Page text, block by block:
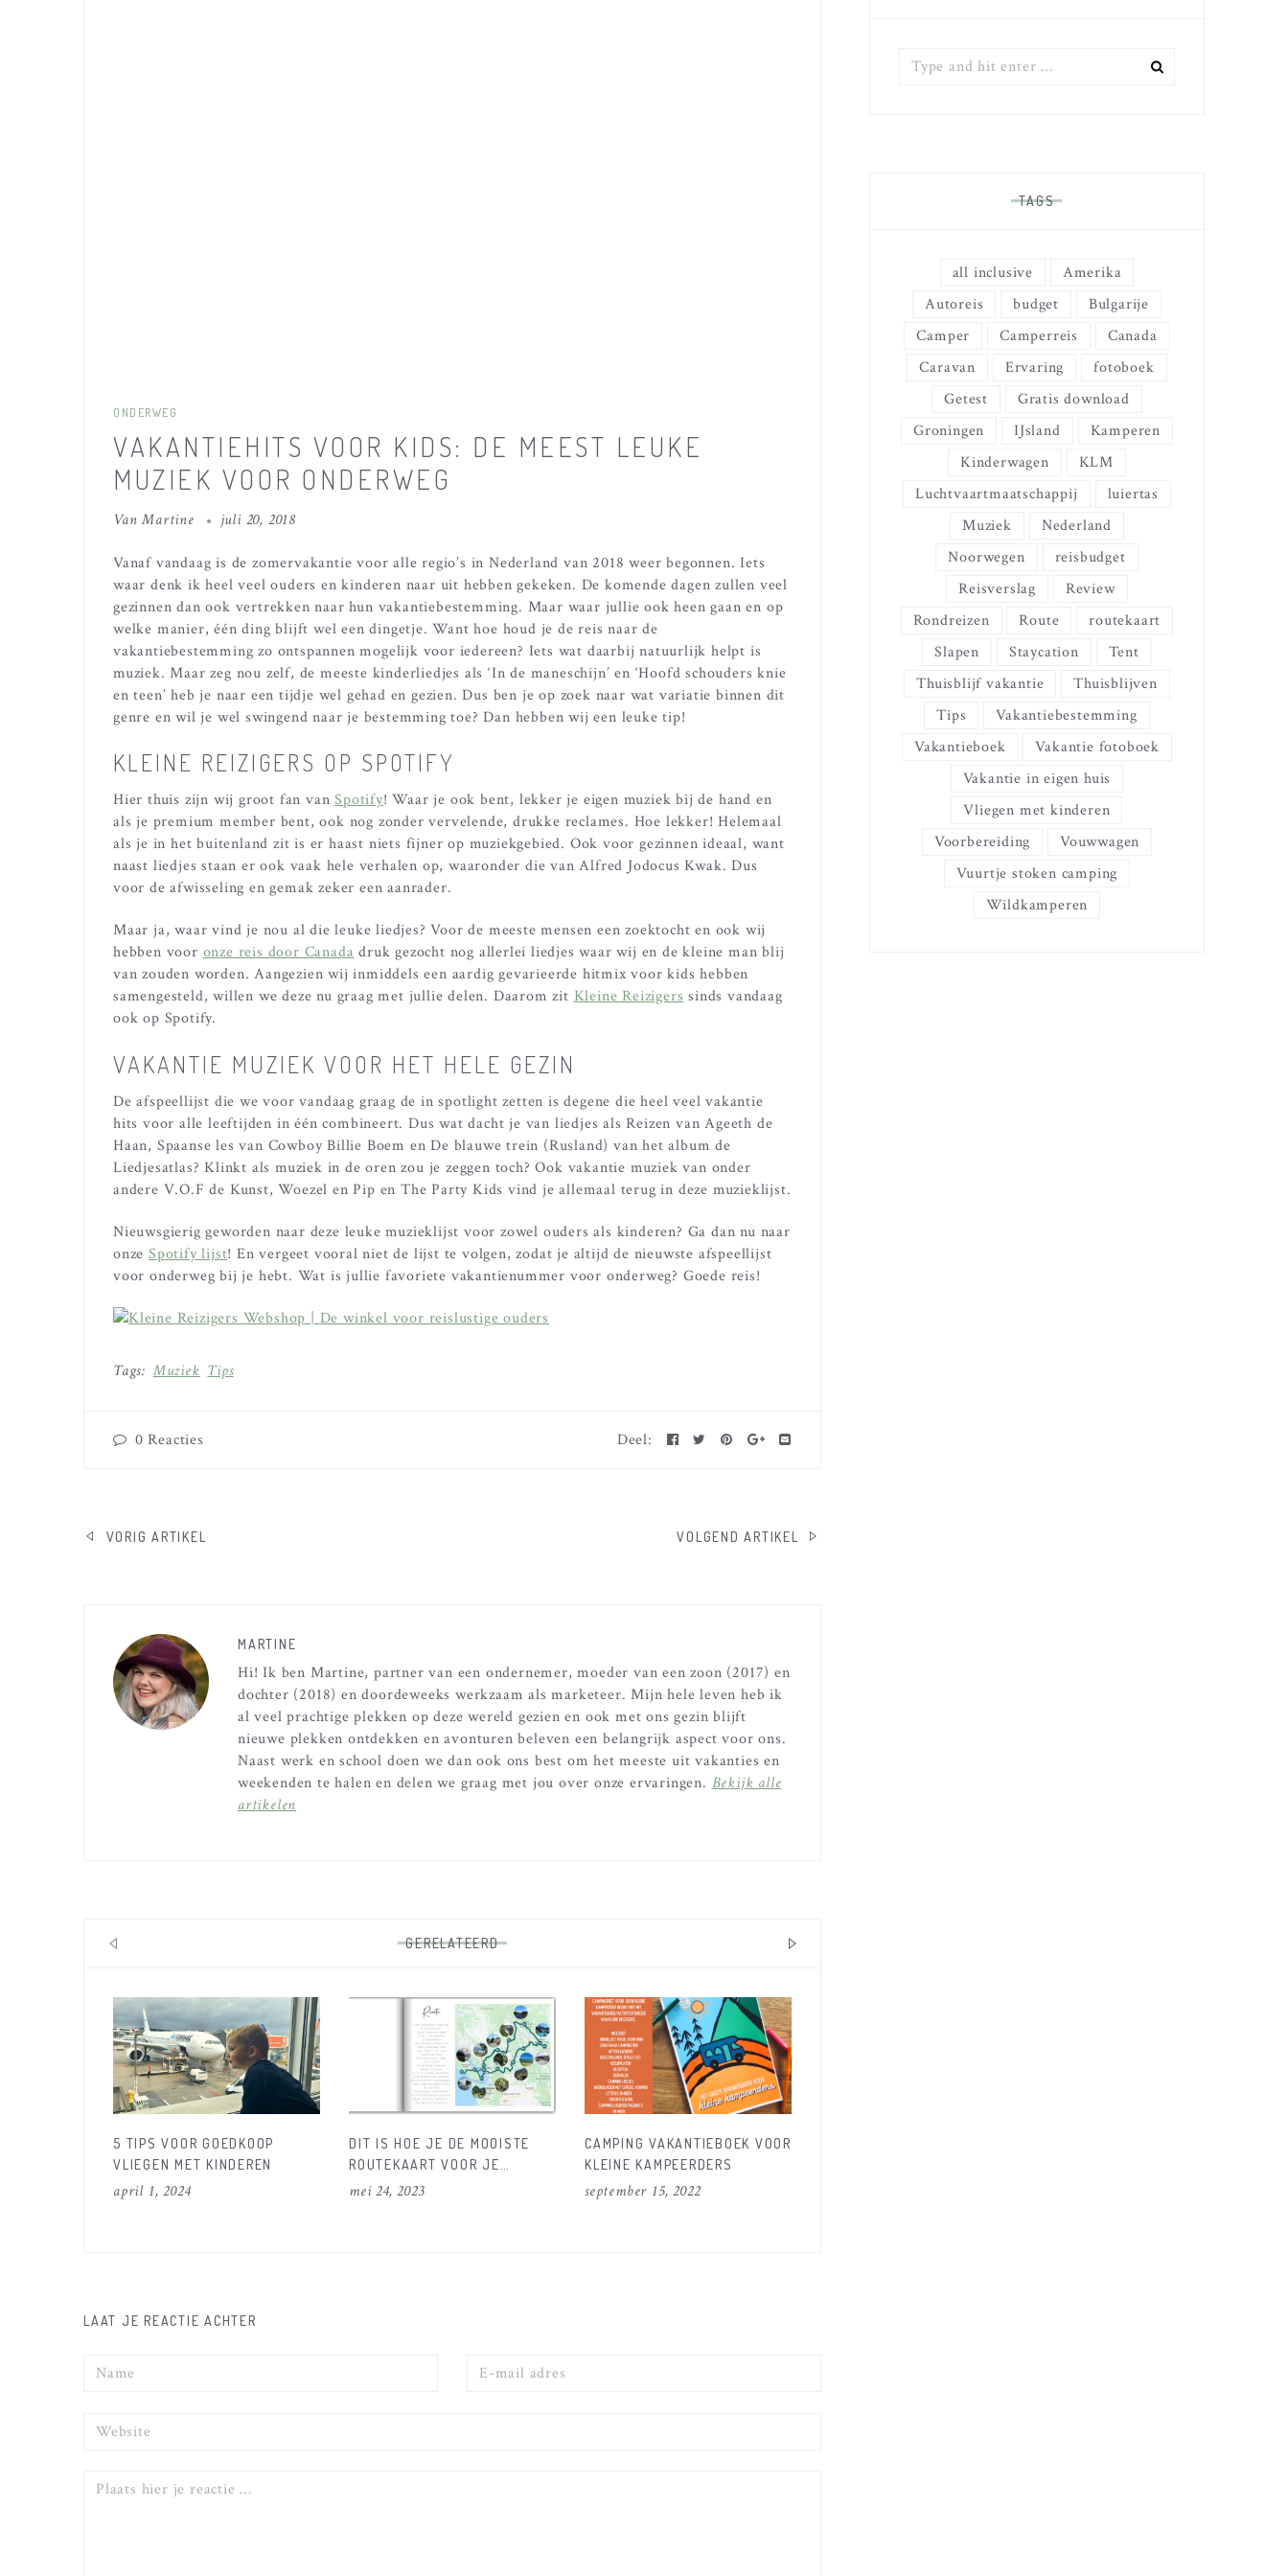
ONDERWEG
VAKANTIEHITS VOOR KIDS: DE MEEST LEUKE
MUZIEK VOOR ONDERWEG
VanMartine juli 20, 2018
Vanaf vandaag is de zomervakantie voor alle regio’s in Nederland van 2018 weer begonnen. Iets
waar denk ik heel veel ouders en kinderen naar uit hebben gekeken. De komende dagen zullen veel
gezinnen dan ook vertrekken naar hun vakantiebestemming. Maar waar jullie ook heen gaan en op
welke manier, één ding blijft wel een dingetje. Want hoe houd je de reis naar de
vakantiebestemming zo ontspannen mogelijk voor iedereen? Iets wat daarbij natuurlijk helpt is
muziek. Maar zeg nou zelf, de meeste kinderliedjes als ‘In de maneschijn’ en ‘Hoofd schouders knie
en teen’ heb je naar een tijdje wel gehad en gezien. Dus ben je op zoek naar wat variatie binnen dit
genre en wil je wel swingend naar je bestemming toe? Dan hebben wij een leuke tip!
KLEINE REIZIGERS OP SPOTIFY
Hier thuis zijn wij groot fan vanSpotify! Waar je ook bent, lekker je eigen muziek bij de hand en
als je premium member bent, ook nog zonder vervelende, drukke reclames. Hoe lekker! Helemaal
als je in het buitenland zit is er haast niets fijner op muziekgebied. Ook voor gezinnen ideaal, want
naast liedjes staan er ook vaak hele verhalen op, waaronder die van Alfred Jodocus Kwak. Dus
voor de afwisseling en gemak zeker een aanrader.
Maar ja, waar vind je nou al die leuke liedjes? Voor de meeste mensen een zoektocht en ook wij
hebben vooronze reis door Canadadruk gezocht nog allerlei liedjes waar wij en de kleine man blij
van zouden worden. Aangezien wij inmiddels een aardig gevarieerde hitmix voor kids hebben
samengesteld, willen we deze nu graag met jullie delen. Daarom zitKleine Reizigerssinds vandaag
ook op Spotify.
VAKANTIE MUZIEK VOOR HET HELE GEZIN
De afspeellijst die we voor vandaag graag de in spotlight zetten is degene die heel veel vakantie
hits voor alle leeftijden in één combineert. Dus wat dacht je van liedjes als Reizen van Ageeth de
Haan, Spaanse les van Cowboy Billie Boem en De blauwe trein (Rusland) van het album de
Liedjesatlas? Klinkt als muziek in de oren zou je zeggen toch? Ook vakantie muziek van onder
andere V.O.F de Kunst, Woezel en Pip en The Party Kids vind je allemaal terug in deze muzieklijst.
Nieuwsgierig geworden naar deze leuke muzieklijst voor zowel ouders als kinderen? Ga dan nu naar
onze Spotify lijst! En vergeet vooral niet de lijst te volgen, zodat je altijd de nieuwste afspeellijst
voor onderweg bij je hebt. Wat is jullie favoriete vakantienummer voor onderweg? Goede reis!
Tags: Muziek Tips
0Reacties Deel:
BERICHT
VORIG ARTIKEL VOLGEND ARTIKEL
MARTINE
Hi! Ik ben Martine, partner van een ondernemer, moeder van een zoon (2017) en
dochter (2018) en doordeweeks werkzaam als marketeer. Mijn hele leven heb ik
al veel prachtige plekken op deze wereld gezien en ook met ons gezin blijft
nieuwe plekken ontdekken en avonturen beleven een belangrijk aspect voor ons.
Naast werk en school doen we dan ook ons best om het meeste uit vakanties en
weekenden te halen en delen we graag met jou over onze ervaringen.Bekijk alle
artikelen
GERELATEERD
5 TIPS VOOR GOEDKOOP
VLIEGEN MET KINDEREN
april 1, 2024
DIT IS HOE JE DE MOOISTE
ROUTEKAART VOOR JE
FOTOBOEK MAAKT!
mei 24, 2023
CAMPING VAKANTIEBOEK VOOR
KLEINE KAMPEERDERS
september 15, 2022
LAAT JE REACTIE ACHTER
Naam
E-
Website
Reactie
TAGS
all inclusive
Amerika
Autoreis
budget
Bulgarije
Camper
Camperreis
Canada
Caravan
Ervaring
fotoboek
Getest
Gratis download
Groningen
IJsland
Kamperen
Kinderwagen
KLM
Luchtvaartmaatschappij
luiertas
Muziek
Nederland
Noorwegen
reisbudget
Reisverslag
Review
Rondreizen
Route
routekaart
Slapen
Staycation
Tent
Thuisblijf vakantie
Thuisblijven
Tips
Vakantiebestemming
Vakantieboek
Vakantie fotoboek
Vakantie in eigen huis
Vliegen met kinderen
Voorbereiding
Vouwwagen
Vuurtje stoken camping
Wildkamperen